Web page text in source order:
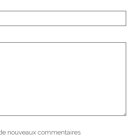
nouveaux commentaires